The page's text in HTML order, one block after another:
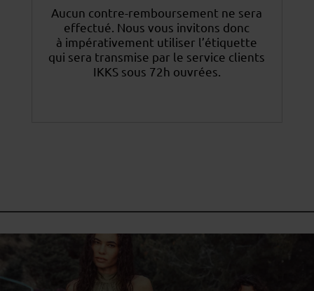
Aucun contre-remboursement ne sera
effectué. Nous vous invitons donc
à impérativement utiliser l’étiquette
qui sera transmise par le service clients
IKKS sous 72h ouvrées.